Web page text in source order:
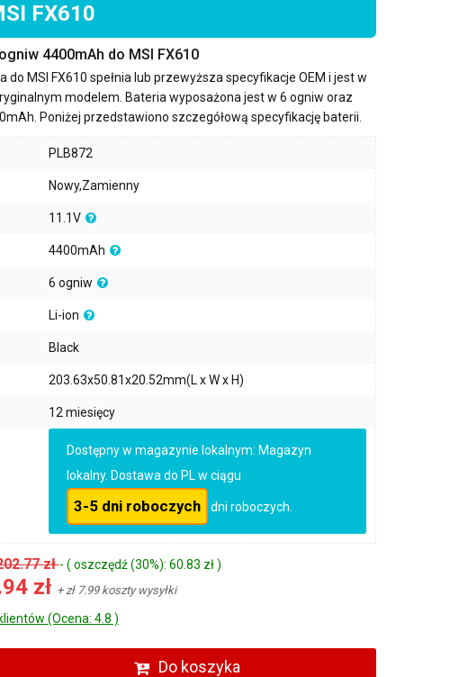
FX610
4400mAh do MSI FX610
do MSI FX610 spełnia lub przewyższa specyfikacje OEM i jest w
modelem. Bateria wyposażona jest w 6 ogniw oraz
. Poniżej przedstawiono szczegółową specyfikację baterii.
PLB872
Nowy,Zamienny
11.1V
4400mAh
6 ogniw
Li-ion
Black
203.63x50.81x20.52mm(L x W x H)
12 miesięcy
Dostępny w magazynie lokalnym: Magazyn
lokalny. Dostawa do PL w ciągu
3-5 dni roboczych dni roboczych.
zł- ( oszczędź (30%): 60.83 zł )
zł + zł 7.99 koszty wysyłki
(Ocena: 4.8 )
Do koszyka